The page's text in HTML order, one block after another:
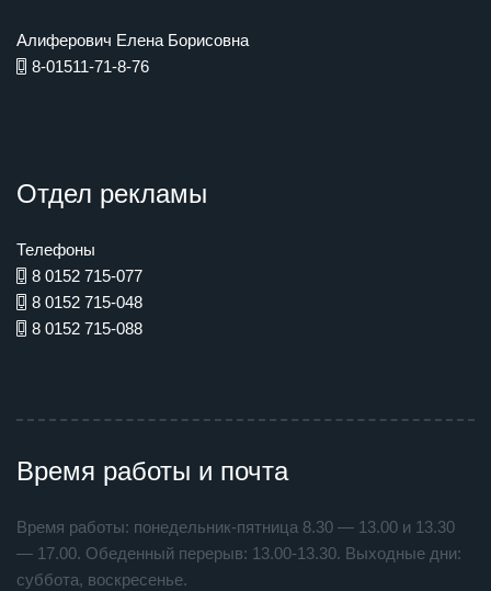
Алиферович Елена Борисовна
8-01511-71-8-76
Отдел рекламы
Телефоны
8 0152 715-077
8 0152 715-048
8 0152 715-088
Время работы и почта
Время работы: понедельник-пятница 8.30 — 13.00 и 13.30
— 17.00. Обеденный перерыв: 13.00-13.30. Выходные дни:
суббота, воскресенье.